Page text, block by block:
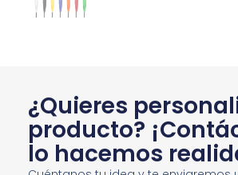
¿Quieres
producto?
lo hacemos